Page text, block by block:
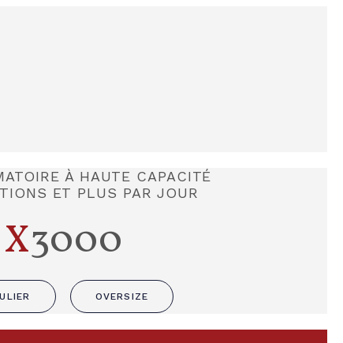
À HAUTE CAPACITÉ
ET PLUS PAR JOUR
X3000
OVERSIZE